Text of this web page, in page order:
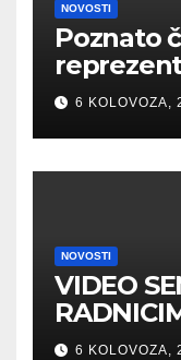
NOVOSTI
Poznato
Zlatko
6 KOLOVOZA,
NOVOSTI
VIDEO
„Sve bih
6 KOLOVOZA,